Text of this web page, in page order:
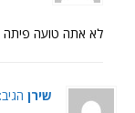
לא אתה טועה פיתה שווה
שירן הגיב: